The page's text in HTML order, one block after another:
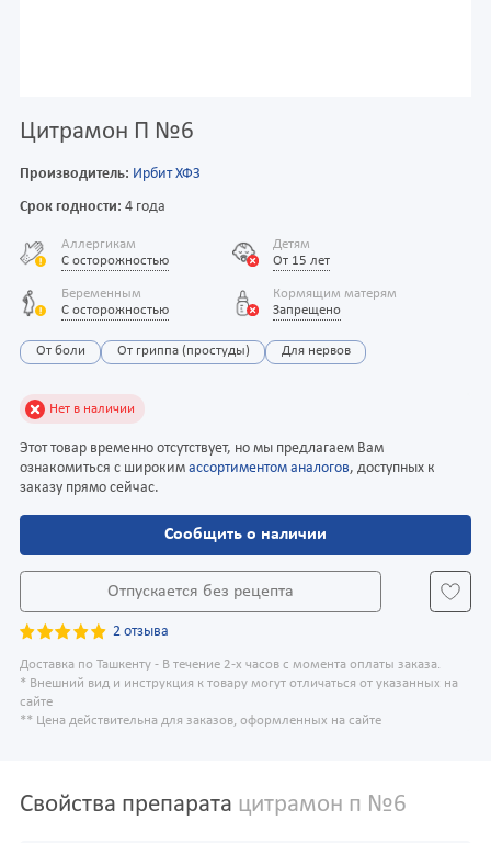
Цитрамон П №6
Производитель: Ирбит ХФЗ
Срок годности: 4 года
Аллергикам
С осторожностью
Детям
От 15 лет
Беременным
С осторожностью
Кормящим матерям
Запрещено
От боли От гриппа (простуды) Для нервов
Нет в наличии
Этот товар временно отсутствует, но мы предлагаем Вам
ознакомиться с широким ассортиментом аналогов, доступных к
заказу прямо сейчас.
Сообщить о наличии
Отпускается без рецепта
2 отзыва
Доставка по Ташкенту - В течение 2-х часов с момента оплаты заказа.
* Внешний вид и инструкция к товару могут отличаться от указанных на
сайте
** Цена действительна для заказов, оформленных на сайте
Свойства препарата цитрамон п №6